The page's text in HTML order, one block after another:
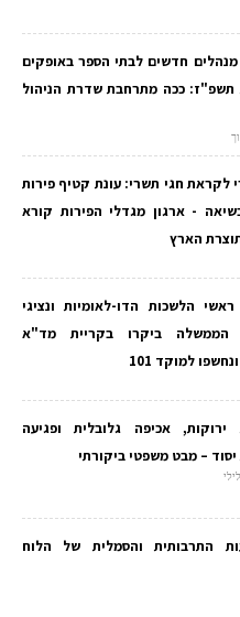
חדשים לבתי הספר באופקים
ככה מתרחבת שדרת הניהול
לקראת חגי תשרי: עונת קטיף פירות
- ארגון מגדלי הפירות קורא
הארץ
הלשכות הדו-לאומיות ונציגי
הממשלה ביקרו בקריית מד"א
למוקד 101
ירוקות, אכיפה גלובלית ופגיעה
יסוד – מבט משפטי ביקורתי
התרבותית והסמלית של הלוח